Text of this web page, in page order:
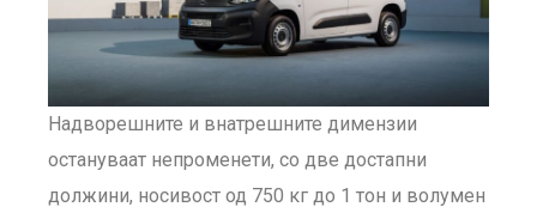
Надворешните и внатрешните димензии
остануваат непроменети, со две достапни
должини, носивост од 750 кг до 1 тон и волумен